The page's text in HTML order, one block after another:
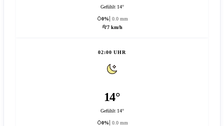
Gefühlt 14°
0%
0.0 mm
7 km/h
02:00 UHR
14°
Gefühlt 14°
0%
0.0 mm